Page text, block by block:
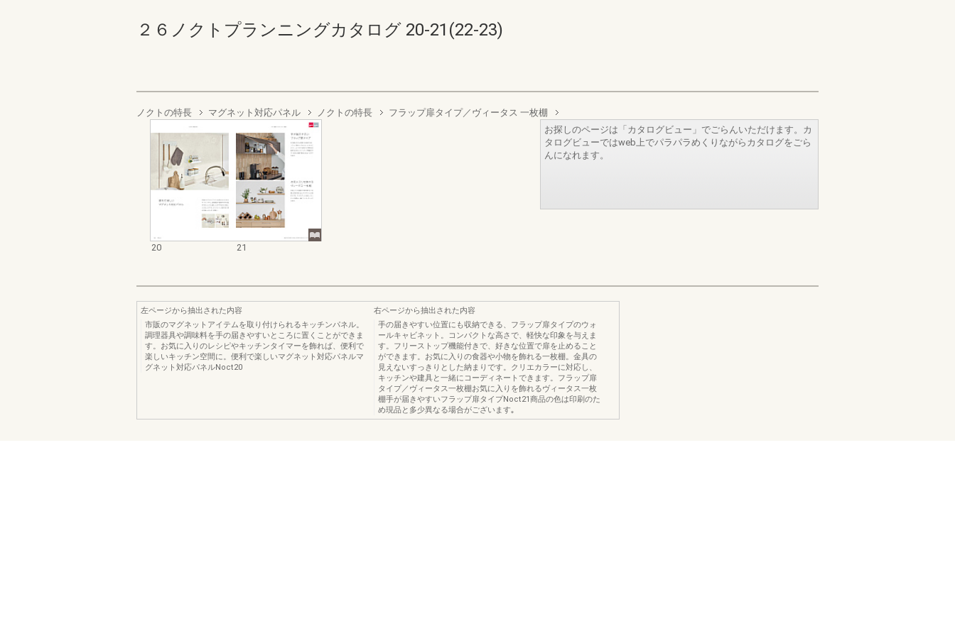
２６ノクトプランニングカタログ 20-21(22-23)
ノクトの特長 マグネット対応パネル ノクトの特長 フラップ扉タイプ／ヴィータス 一枚棚
20 21
お探しのページは「カタログビュー」でごらんいただけます。カ
タログビューではweb上でパラパラめくりながらカタログをごら
んになれます。
左ページから抽出された内容
市販のマグネットアイテムを取り付けられるキッチンパネル。
調理器具や調味料を手の届きやすいところに置くことができま
す。お気に入りのレシピやキッチンタイマーを飾れば、便利で
楽しいキッチン空間に。便利で楽しいマグネット対応パネルマ
グネット対応パネルNoct20
右ページから抽出された内容
手の届きやすい位置にも収納できる、フラップ扉タイプのウォ
ールキャビネット。コンパクトな高さで、軽快な印象を与えま
す。フリーストップ機能付きで、好きな位置で扉を止めること
ができます。お気に入りの食器や小物を飾れる一枚棚。金具の
見えないすっきりとした納まりです。クリエカラーに対応し、
キッチンや建具と一緒にコーディネートできます。フラップ扉
タイプ／ヴィータス一枚棚お気に入りを飾れるヴィータス一枚
棚手が届きやすいフラップ扉タイプNoct21商品の色は印刷のた
め現品と多少異なる場合がございます｡